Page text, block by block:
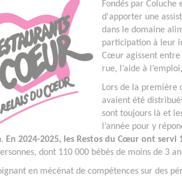
Fondés par
d'apporter une
dans le domaine
participation à leur
Cœur agissent entre
rue, l’aide à
Lors de la première
avaient été
sont toujours là et
l’année pour y
En 2024-2025, les Restos du Cœur ont servi
dont 110 000 bébés de moins de 3
en mécénat de compétences sur des